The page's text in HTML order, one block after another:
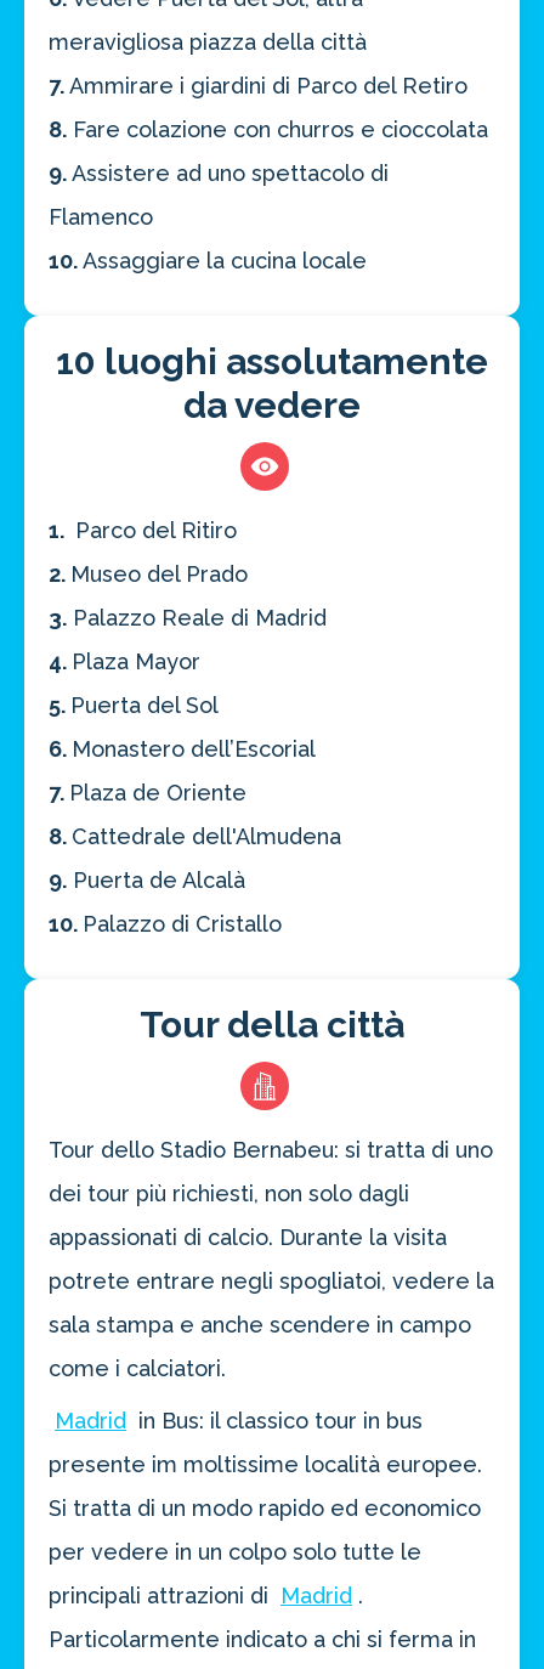
meravigliosa piazza della città
7.Ammirare i giardini di Parco del Retiro
8. Fare colazione con churros e cioccolata
9.Assistere ad uno spettacolo di
Flamenco
10.Assaggiare la cucina locale
10 luoghi assolutamente
da vedere
1. Parco del Ritiro
2. Museo del Prado
3. Palazzo Reale di Madrid
4. Plaza Mayor
5. Puerta del Sol
6. Monastero dell’Escorial
7. Plaza de Oriente
8. Cattedrale dell'Almudena
9. Puerta de Alcalà
10. Palazzo di Cristallo
Tour della città
Tour dello Stadio Bernabeu: si tratta di uno
dei tour più richiesti, non solo dagli
appassionati di calcio. Durante la visita
potrete entrare negli spogliatoi, vedere la
sala stampa e anche scendere in campo
come i calciatori.
Madrid
in Bus: il classico tour in bus
presente im moltissime località europee.
Si tratta di un modo rapido ed economico
per vedere in un colpo solo tutte le
principali attrazioni di
Madrid .
Particolarmente indicato a chi si ferma in
Risparmia oltre il 21%!
approfitta del nostro 4-2-1